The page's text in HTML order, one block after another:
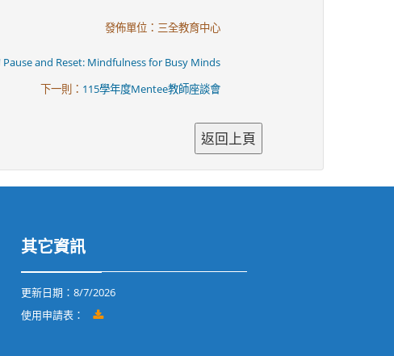
發佈單位：三全教育中心
and Reset: Mindfulness for Busy Minds
下一則： 115學年度Mentee教師座談會
其它資訊
更新日期： 8/7/2026
使用申請表：